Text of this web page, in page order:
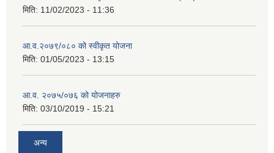
मिति: 11/02/2023 - 11:36
आ.व.२०७९/०८० को स्वीकृत योजना
मिति: 01/05/2023 - 13:15
आ.व. २०७५/०७६ को योजनाहरु
मिति: 03/10/2019 - 15:21
अन्य